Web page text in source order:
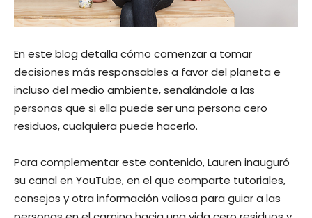
En este blog detalla cómo comenzar a tomar
decisiones más responsables a favor del planeta e
incluso del medio ambiente, señalándole a las
personas que si ella puede ser una persona cero
residuos, cualquiera puede hacerlo.
Para complementar este contenido, Lauren inauguró
su canal en YouTube, en el que comparte tutoriales,
consejos y otra información valiosa para guiar a las